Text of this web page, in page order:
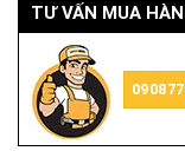
TƯ VẤN MUA